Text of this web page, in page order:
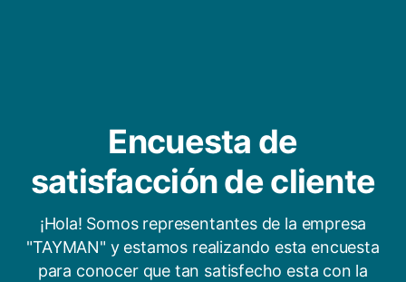
Encuesta de
satisfacción de cliente
¡Hola! Somos representantes de la empresa
"TAYMAN" y estamos realizando esta encuesta
para conocer que tan satisfecho esta con la